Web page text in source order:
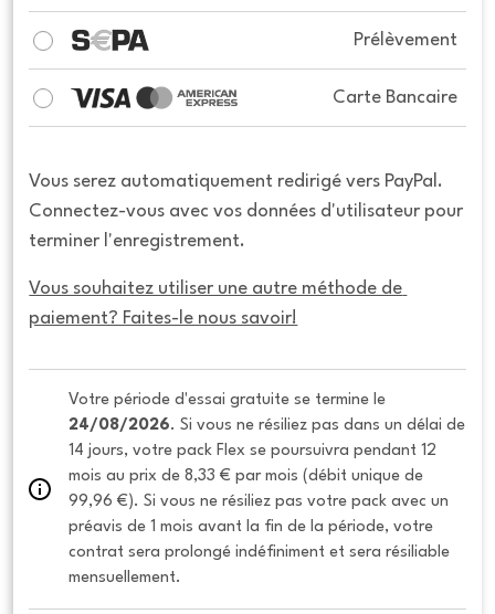
Prélèvement
Carte Bancaire
Vous serez automatiquement redirigé vers PayPal.
Connectez-vous avec vos données d'utilisateur pour
terminer l'enregistrement.
Vous souhaitez utiliser une autre méthode de
paiement? Faites-le nous savoir!
24/08/2026. Si vous ne résiliez pas dans un délai de
14 jours, votre pack Flex se poursuivra pendant 12
mois au prix de 8,33 € par mois (débit unique de
99,96 €). Si vous ne résiliez pas votre pack avec un
préavis de 1 mois avant la fin de la période, votre
contrat sera prolongé indéfiniment et sera résiliable
mensuellement.